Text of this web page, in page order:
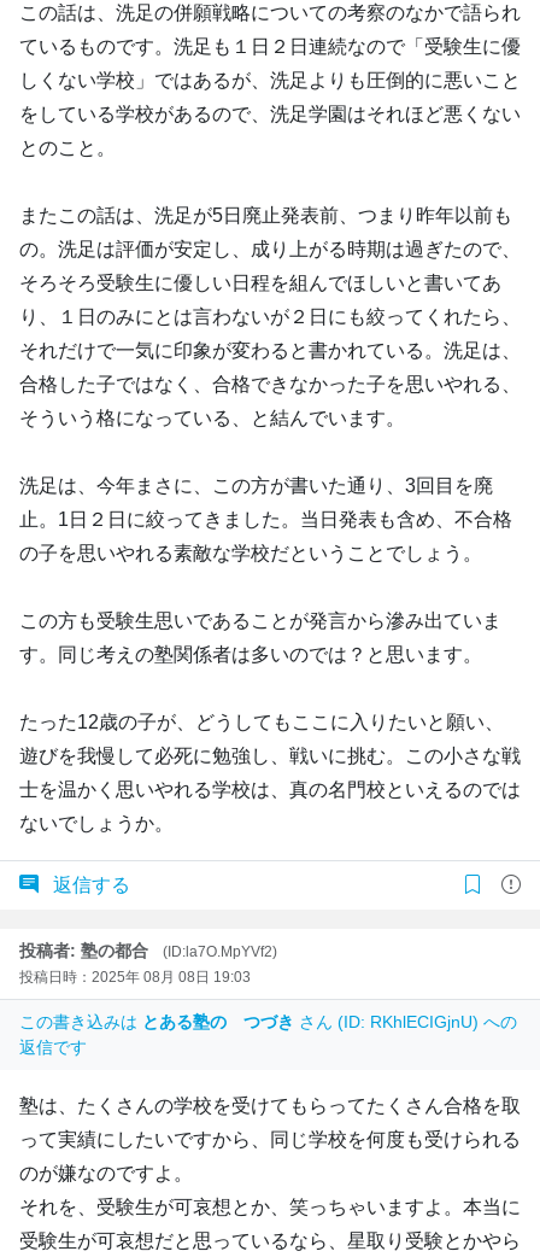
この話は、洗足の併願戦略についての考察のなかで語られ
ているものです。洗足も１日２日連続なので「受験生に優
しくない学校」ではあるが、洗足よりも圧倒的に悪いこと
をしている学校があるので、洗足学園はそれほど悪くない
とのこと。
またこの話は、洗足が5日廃止発表前、つまり昨年以前も
の。洗足は評価が安定し、成り上がる時期は過ぎたので、
そろそろ受験生に優しい日程を組んでほしいと書いてあ
り、１日のみにとは言わないが２日にも絞ってくれたら、
それだけで一気に印象が変わると書かれている。洗足は、
合格した子ではなく、合格できなかった子を思いやれる、
そういう格になっている、と結んでいます。
洗足は、今年まさに、この方が書いた通り、3回目を廃
止。1日２日に絞ってきました。当日発表も含め、不合格
の子を思いやれる素敵な学校だということでしょう。
この方も受験生思いであることが発言から滲み出ていま
す。同じ考えの塾関係者は多いのでは？と思います。
たった12歳の子が、どうしてもここに入りたいと願い、
遊びを我慢して必死に勉強し、戦いに挑む。この小さな戦
士を温かく思いやれる学校は、真の名門校といえるのでは
ないでしょうか。
返信する
投稿者: 塾の都合
(ID:la7O.MpYVf2)
投稿日時：2025年 08月 08日 19:03
この書き込みは とある塾の つづき さん (ID: RKhlECIGjnU) への
返信です
塾は、たくさんの学校を受けてもらってたくさん合格を取
って実績にしたいですから、同じ学校を何度も受けられる
のが嫌なのですよ。
それを、受験生が可哀想とか、笑っちゃいますよ。本当に
受験生が可哀想だと思っているなら、星取り受験とかやら